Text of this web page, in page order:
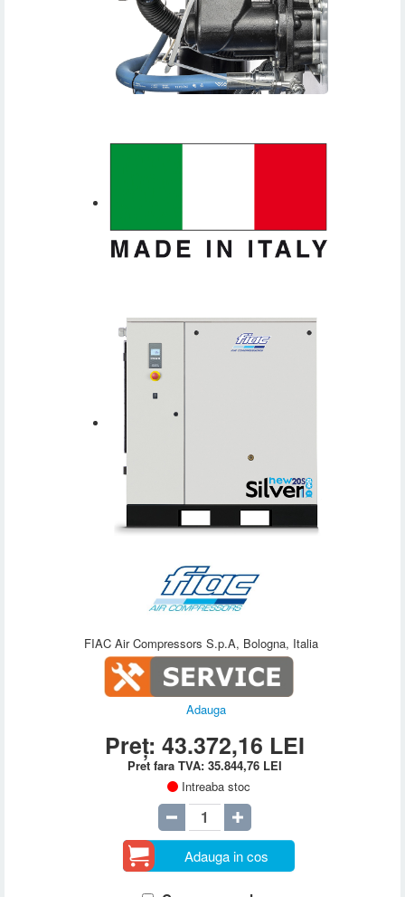
FIAC Air Compressors S.p.A, Bologna, Italia
Adauga
Preț:43.372,16 LEI
Pret fara TVA:35.844,76 LEI
Intreaba stoc
Adauga in cos